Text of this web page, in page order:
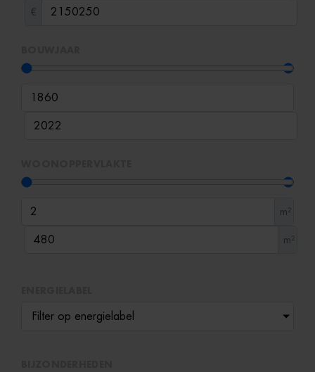
€
m²
m²
Filter op energielabel